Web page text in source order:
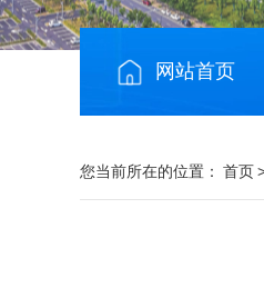
网站首页
您当前所在的位置： 首页